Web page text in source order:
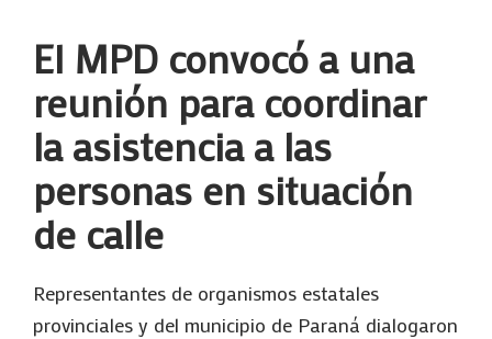
El MPD convocó a una
reunión para coordinar
la asistencia a las
personas en situación
de calle
Representantes de organismos estatales
provinciales y del municipio de Paraná dialogaron